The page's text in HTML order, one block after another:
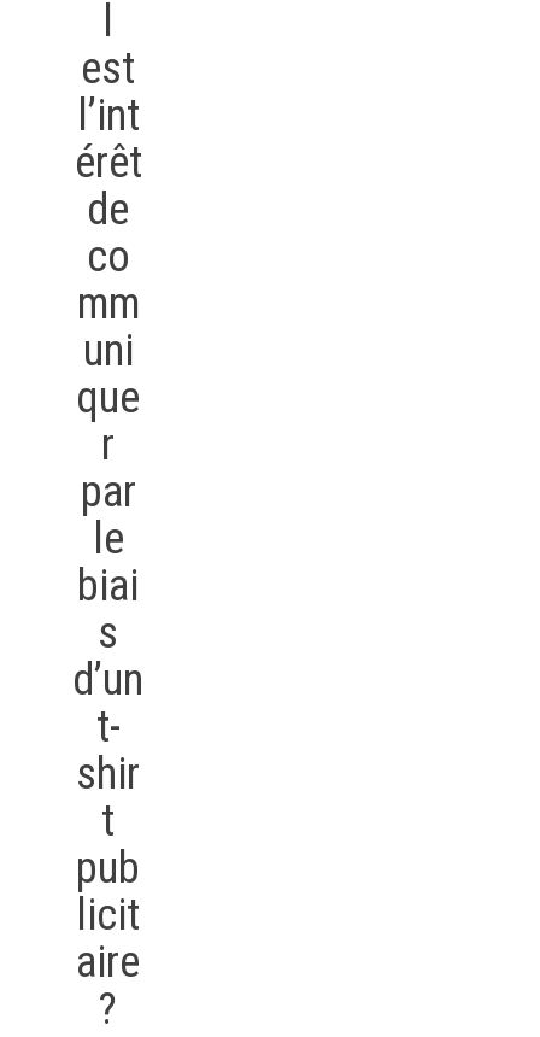
est
l’int
érêt
de
co
mm
uni
que
r
par
le
biai
s
d’un
t-
shir
t
pub
licit
aire
?